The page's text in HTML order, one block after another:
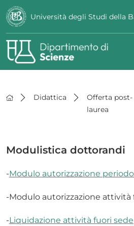
Università degli Studi della
Didattica
Offerta post-
laurea
Modulistica dottorandi
-Modulo autorizzazione
-Modulo autorizzazione attività
-Liquidazione attività fuori sede